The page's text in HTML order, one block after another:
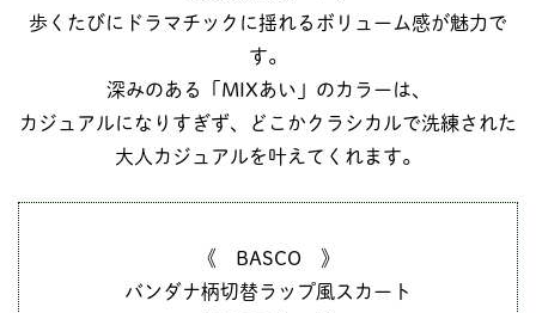
歩くたびにドラマチックに揺れるボリューム感が魅力で
す。
深みのある「MIXあい」のカラーは、
カジュアルになりすぎず、どこかクラシカルで洗練された
大人カジュアルを叶えてくれます。
《 BASCO 》
バンダナ柄切替ラップ風スカート